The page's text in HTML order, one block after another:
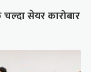
सेयर कारोबार